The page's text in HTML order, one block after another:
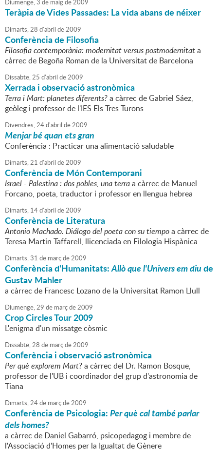
Diumenge,3 de maigde2009
Teràpia de Vides Passades: La vida abans de néixer
Dimarts,28 d'abril de2009
Conferència de Filosofia
Filosofia contemporània: modernitat versus postmodernitata
càrrec de Begoña Roman de la Universitat de Barcelona
Dissabte,25 d'abril de2009
Xerrada i observació astronòmica
Terra i Mart: planetes diferents?a càrrec de Gabriel Sáez,
geòleg i professor de l'IES Els Tres Turons
Divendres,24d'abril de2009
Menjar bé quan ets gran
Conferència : Practicar una alimentació saludable
Dimarts,21 d'abril de2009
Conferència de Món Contemporani
Israel - Palestina : dos pobles, una terraa càrrec de Manuel
Forcano, poeta, traductor i professor en llengua hebrea
Dimarts, 14d'abril de2009
Conferència de Literatura
Antonio Machado. Diálogo del poeta con su tiempoa càrrec de
Teresa Martin Taffarell, llicenciada en Filologia Hispànica
Dimarts,31 de marçde2009
Conferència d'Humanitats:Allò que l'Univers em diude
Gustav Mahler
a càrrec de Francesc Lozano de la Universitat Ramon Llull
Diumenge,29 de marçde2009
Crop Circles Tour 2009
L'enigma d'un missatge còsmic
Dissabte,28 de marçde2009
Conferència i observació astronòmica
Per què explorem Mart?a càrrec del Dr. Ramon Bosque,
professor de l'UB i coordinador del grup d'astronomia de
Tiana
Dimarts,24de marçde2009
Conferència de Psicologia:Per què cal també parlar
dels homes?
a càrrec de Daniel Gabarró, psicopedagog i membre de
l'Associació d'Homes per la Igualtat de Gènere